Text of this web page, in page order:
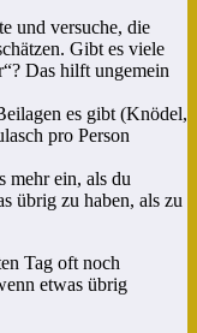
und versuche, die
Gibt es viele
Das hilft ungemein
es gibt (Knödel,
pro Person
mehr ein, als du
übrig zu haben, als zu
Tag oft noch
etwas übrig